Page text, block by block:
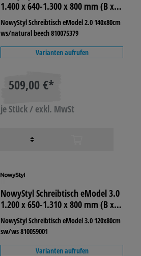
1.400 x 640-1.300 x 800 mm (B x H
x T) pure white
NowyStyl Schreibtisch eModel 2.0 140x80cm
ws/natural beech 810075379
Varianten aufrufen
509,00 €*
je Stück / exkl. MwSt
NowyStyl Schreibtisch eModel 3.0
1.200 x 650-1.310 x 800 mm (B x H
x T) schwarz
NowyStyl Schreibtisch eModel 3.0 120x80cm
sw/ws 810059001
Varianten aufrufen